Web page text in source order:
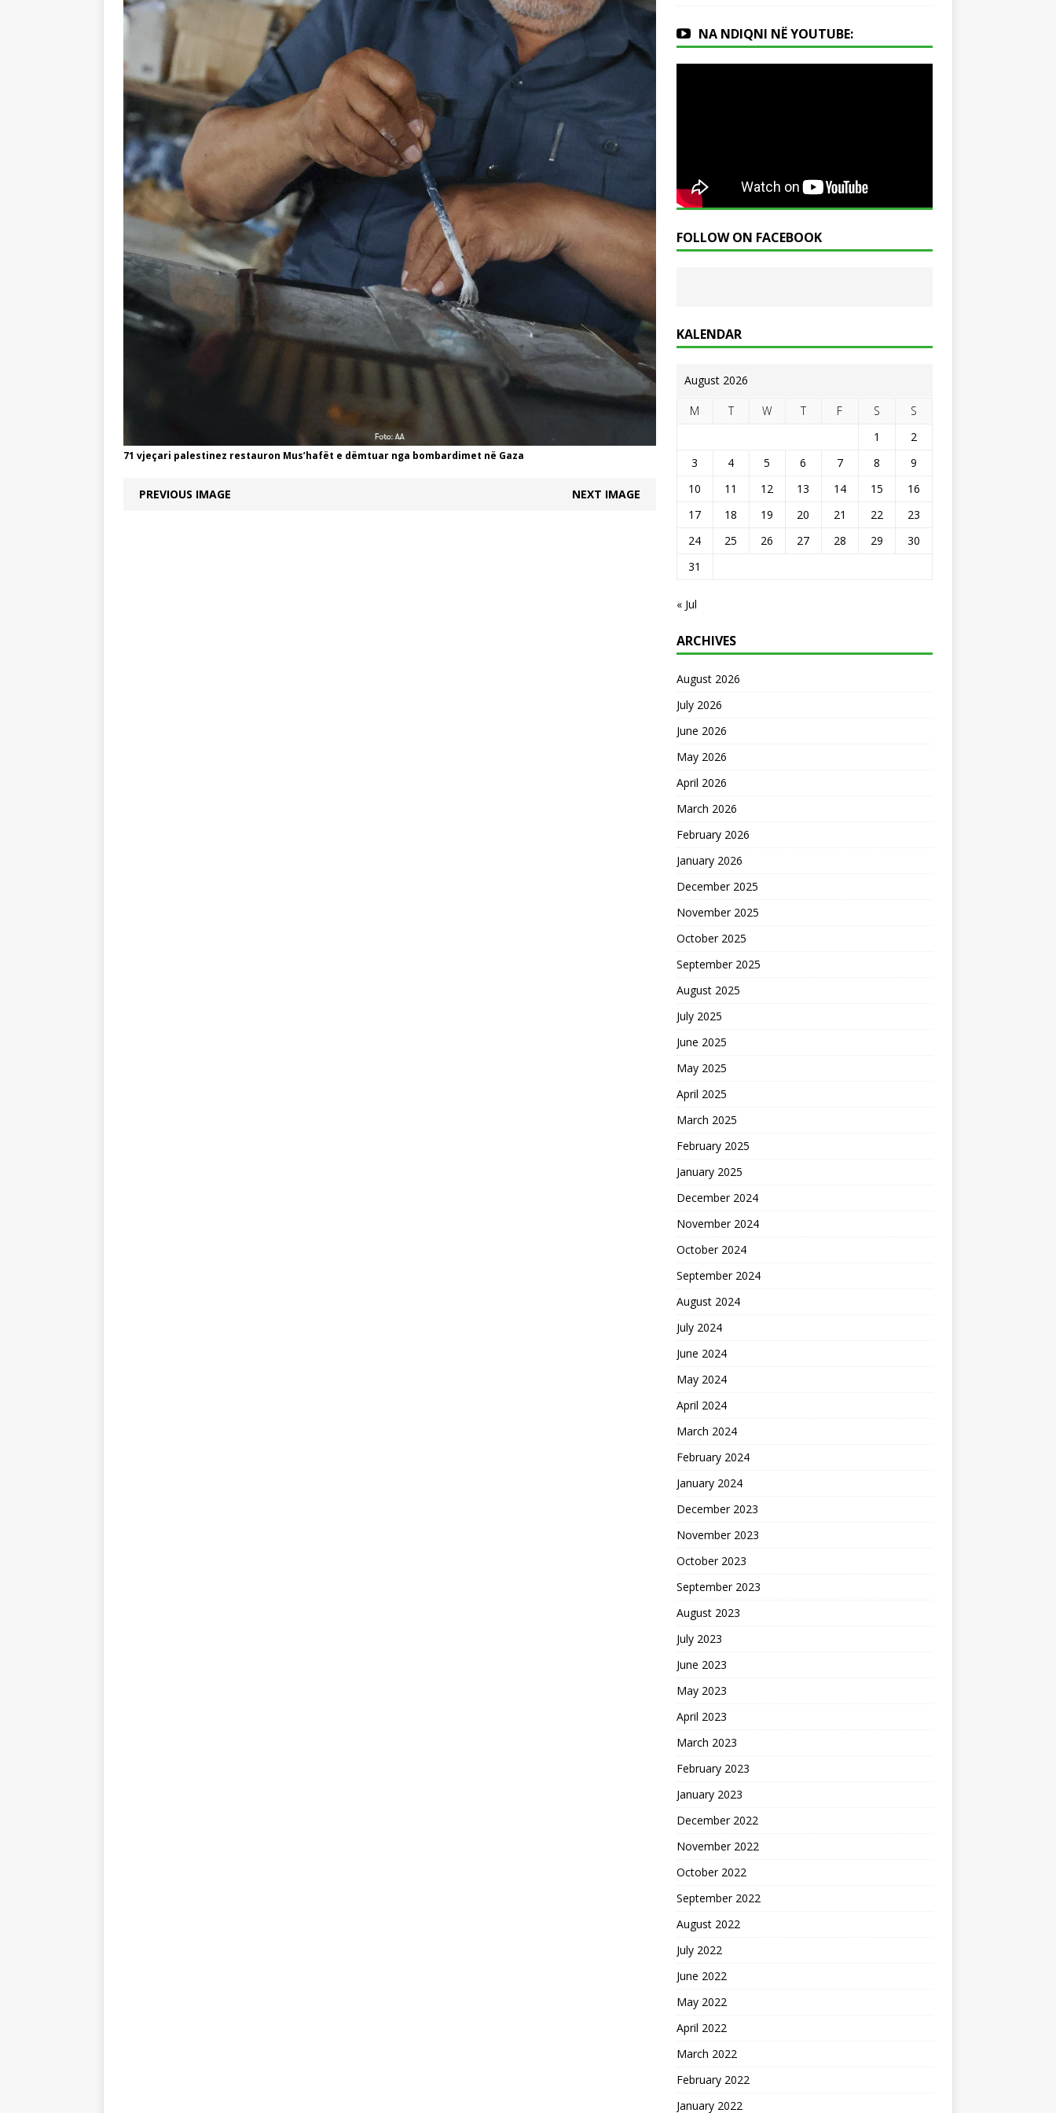
71 vjeçari palestinez restauron Mus’hafët e dëmtuar nga bombardimet në Gaza
PREVIOUS IMAGE NEXT IMAGE
NA NDIQNI NË YOUTUBE:
FOLLOW ON FACEBOOK
KALENDAR
August 2026
M T W T F S
S
1
2
3
4 5 6 7 8
9
10
11 12 13 14 15
16
17
18 19 20 21 22
23
24
25 26 27 28 29
30
31
« Jul
ARCHIVES
August 2026
July 2026
June 2026
May 2026
April 2026
March 2026
February 2026
January 2026
December 2025
November 2025
October 2025
September 2025
August 2025
July 2025
June 2025
May 2025
April 2025
March 2025
February 2025
January 2025
December 2024
November 2024
October 2024
September 2024
August 2024
July 2024
June 2024
May 2024
April 2024
March 2024
February 2024
January 2024
December 2023
November 2023
October 2023
September 2023
August 2023
July 2023
June 2023
May 2023
April 2023
March 2023
February 2023
January 2023
December 2022
November 2022
October 2022
September 2022
August 2022
July 2022
June 2022
May 2022
April 2022
March 2022
February 2022
January 2022